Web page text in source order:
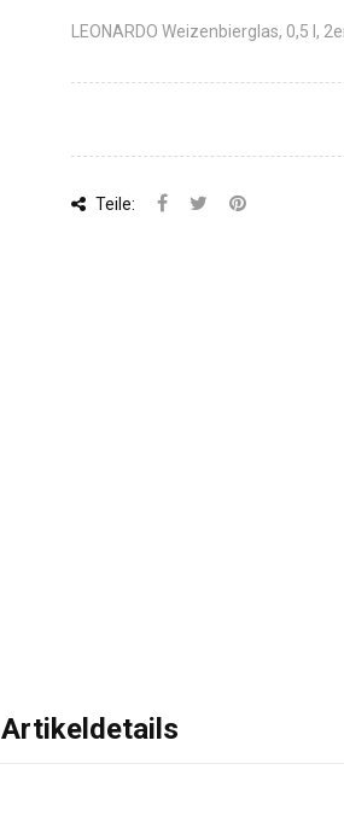
LEONARDO Weizenbierglas, 0,5 l,
Teile:
Artikeldetails